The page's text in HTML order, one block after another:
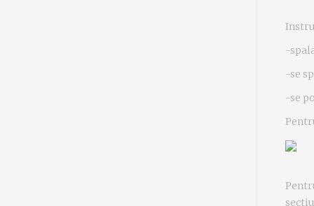
-
-se
-se